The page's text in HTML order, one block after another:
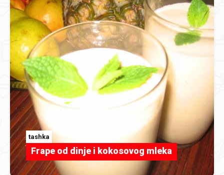
tashka
Frape od dinje i kokosovog mleka